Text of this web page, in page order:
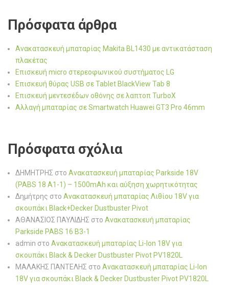
Πρόσφατα άρθρα
Ανακατασκευή μπαταρίας Makita BL1430 με αντικατάσταση
πλακέτας
Επισκευή micro στερεοφωνικού συστήματος LG
Επισκευή θύρας USB σε Tablet BlackView Tab 8
Επισκευή μεντεσέδων οθόνης σε λαπτοπ TurboX
Αλλαγή μπαταρίας σε Smartwatch Huawei GT3 Pro 46mm
Πρόσφατα σχόλια
ΔΗΜΗΤΡΗΣ στο Ανακατασκευή μπαταρίας Parkside 18V
(PABS 18 A1-1) – 1500mAh και αύξηση χωρητικότητας
Δημήτρης στο Ανακατασκευή μπαταρίας Λιθίου 18V για
σκουπάκι Black+Decker Dustbuster Pivot
ΑΘΑΝΑΣΙΟΣ ΠΑΥΛΙΔΗΣ στο Ανακατασκευή μπαταρίας
Parkside PABS 16 B3-1
admin στο Ανακατασκευή μπαταρίας Li-Ion 18V για
σκουπάκι Black & Decker Dustbuster Pivot PV1820L
ΜΑΛΑΚΗΣ ΠΑΝΤΕΛΗΣ στο Ανακατασκευή μπαταρίας Li-Ion
18V για σκουπάκι Black & Decker Dustbuster Pivot PV1820L